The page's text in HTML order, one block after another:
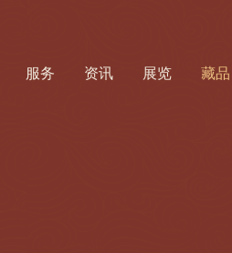
服务 资讯 展览 藏品